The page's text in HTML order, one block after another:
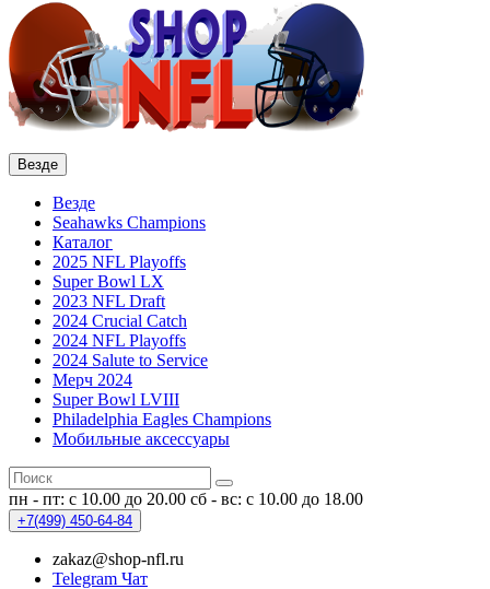
Везде
Везде
Seahawks Champions
Каталог
2025 NFL Playoffs
Super Bowl LX
2023 NFL Draft
2024 Crucial Catch
2024 NFL Playoffs
2024 Salute to Service
Мерч 2024
Super Bowl LVIII
Philadelphia Eagles Champions
Мобильные аксессуары
пн - пт: с 10.00 до 20.00 сб - вс: с 10.00 до 18.00
+7(499) 450-64-84
zakaz@shop-nfl.ru
Telegram Чат